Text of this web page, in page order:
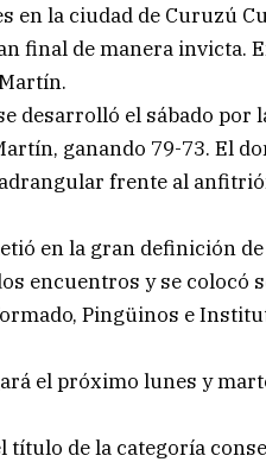
en la ciudad de Curuzú
final de manera invicta.
desarrolló el sábado por
ganando 79-73. El
frente al
en la gran definición
encuentros y se colocó
Pingüinos e
el próximo lunes y
título de la categoría